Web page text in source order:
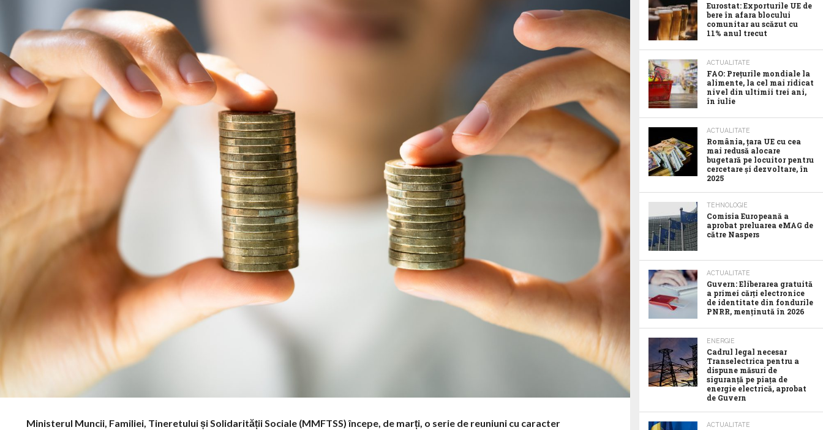
Ministerul Muncii, Familiei, Tineretului și Solidarității Sociale (MMFTSS) începe, de marți, o serie de reuniuni cu caracter
Eurostat: Exporturile UE de
bere în afara blocului
comunitar au scăzut cu
11% anul trecut
ACTUALITATE
FAO: Prețurile mondiale la
alimente, la cel mai ridicat
nivel din ultimii trei ani,
în iulie
ACTUALITATE
România, țara UE cu cea
mai redusă alocare
bugetară pe locuitor pentru
cercetare și dezvoltare, în
2025
TEHNOLOGIE
Comisia Europeană a
aprobat preluarea eMAG de
către Naspers
ACTUALITATE
Guvern: Eliberarea gratuită
a primei cărți electronice
de identitate din fondurile
PNRR, menținută în 2026
ENERGIE
Cadrul legal necesar
Transelectrica pentru a
dispune măsuri de
siguranță pe piața de
energie electrică, aprobat
de Guvern
ACTUALITATE